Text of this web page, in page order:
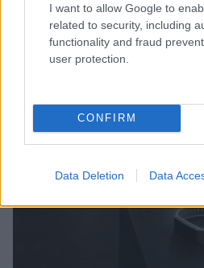
I want to allow Google to
related to security, including
functionality and fraud
user protection.
CONFIRM
Data Deletion Data
Dieta cervello-friendly:
focus e memoria
Camilla Fiore · 8 Ago 2026